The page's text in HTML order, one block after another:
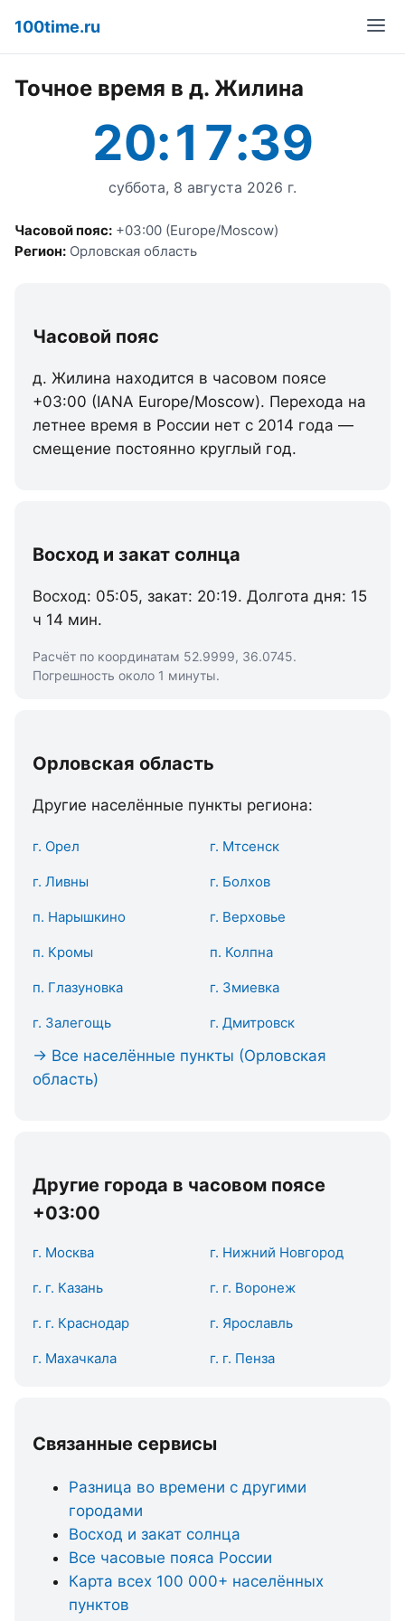
100time.ru
Точное время в д. Жилина
20:17:39
суббота, 8 августа 2026 г.
Часовой пояс: +03:00 (Europe/Moscow)
Регион: Орловская область
Часовой пояс
д. Жилина находится в часовом поясе
+03:00 (IANA Europe/Moscow). Перехода на
летнее время в России нет с 2014 года —
смещение постоянно круглый год.
Восход и закат солнца
Восход: 05:05, закат: 20:19. Долгота дня: 15
ч 14 мин.
Расчёт по координатам 52.9999, 36.0745.
Погрешность около 1 минуты.
Орловская область
Другие населённые пункты региона:
г. Орел г. Мтсенск
г. Ливны г. Болхов
п. Нарышкино г. Верховье
п. Кромы п. Колпна
п. Глазуновка г. Змиевка
г. Залегощь г. Дмитровск
→ Все населённые пункты (Орловская
область)
Другие города в часовом поясе
+03:00
г. Москва г. Нижний Новгород
г. г. Казань г. г. Воронеж
г. г. Краснодар г. Ярославль
г. Махачкала г. г. Пенза
Связанные сервисы
Разница во времени с другими
городами
Восход и закат солнца
Все часовые пояса России
Карта всех 100 000+ населённых
пунктов